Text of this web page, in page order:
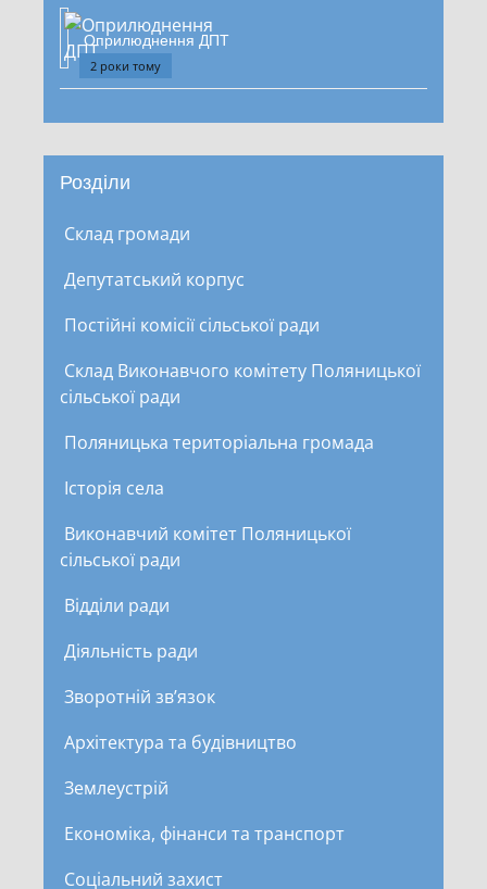
Оприлюднення ДПТ
2 роки тому
Розділи
Склад громади
Депутатський корпус
Постійні комісії сільської ради
Склад Виконавчого комітету Поляницької
сільської ради
Поляницька територіальна громада
Історія села
Виконавчий комітет Поляницької
сільської ради
Відділи ради
Діяльність ради
Зворотній зв’язок
Архітектура та будівництво
Землеустрій
Економіка, фінанси та транспорт
Соціальний захист